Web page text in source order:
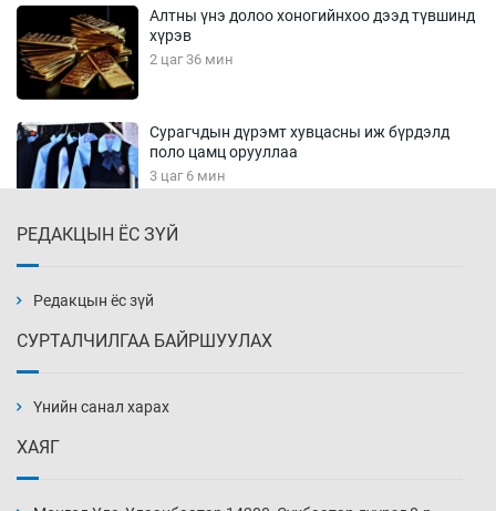
Алтны үнэ долоо хоногийнхоо дээд түвшинд
хүрэв
2 цаг 36 мин
Сурагчдын дүрэмт хувцасны иж бүрдэлд
поло цамц орууллаа
3 цаг 6 мин
3 цаг 36 мин
4 цаг 6 мин
РЕДАКЦЫН ЁС ЗҮЙ
Редакцын ёс зүй
СУРТАЛЧИЛГАА БАЙРШУУЛАХ
Үнийн санал харах
ХАЯГ